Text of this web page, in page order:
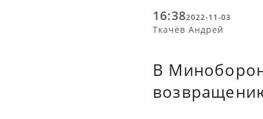
16:382022-11-03
Ткачёв Андрей
В